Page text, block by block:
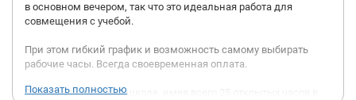
в основном вечером, так что это идеальная работа для
совмещения с учебой.
При этом гибкий график и возможность самому выбирать
рабочие часы. Всегда своевременная оплата.
За полгода работы в школе, имея всего 25 открытых часов в
Показать полностью